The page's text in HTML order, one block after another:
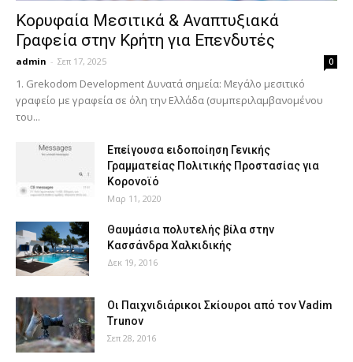
Κορυφαία Μεσιτικά & Αναπτυξιακά
Γραφεία στην Κρήτη για Επενδυτές
admin - Σεπ 17, 2025 0
1. Grekodom Development Δυνατά σημεία: Μεγάλο μεσιτικό
γραφείο με γραφεία σε όλη την Ελλάδα (συμπεριλαμβανομένου
του...
Επείγουσα ειδοποίηση Γενικής
Γραμματείας Πολιτικής Προστασίας για
Κορονοϊό
Μαρ 11, 2020
Θαυμάσια πολυτελής βίλα στην
Κασσάνδρα Χαλκιδικής
Δεκ 19, 2016
Οι Παιχνιδιάρικοι Σκίουροι από τον Vadim
Trunov
Σεπ 28, 2016